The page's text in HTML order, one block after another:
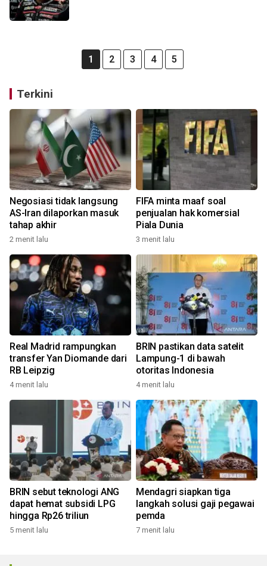
1 2 3 4 5
Terkini
Negosiasi tidak langsung
AS-Iran dilaporkan masuk
tahap akhir
2 menit lalu
FIFA minta maaf soal
penjualan hak komersial
Piala Dunia
3 menit lalu
Real Madrid rampungkan
transfer Yan Diomande dari
RB Leipzig
4 menit lalu
BRIN pastikan data satelit
Lampung-1 di bawah
otoritas Indonesia
4 menit lalu
BRIN sebut teknologi ANG
dapat hemat subsidi LPG
hingga Rp26 triliun
5 menit lalu
Mendagri siapkan tiga
langkah solusi gaji pegawai
pemda
7 menit lalu